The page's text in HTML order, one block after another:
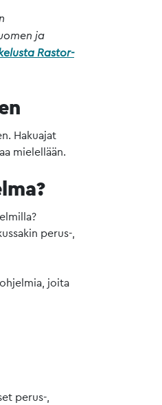
ja
Rastor-
Hakuajat
mielellään.
perus-,
joita
perus-,